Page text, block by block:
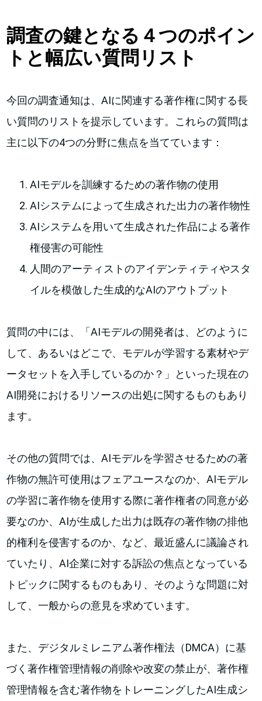
調査の鍵となる４つのポイン
トと幅広い質問リスト
今回の調査通知は、AIに関連する著作権に関する長
い質問のリストを提示しています。これらの質問は
主に以下の4つの分野に焦点を当てています：
AIモデルを訓練するための著作物の使用
AIシステムによって生成された出力の著作物性
AIシステムを用いて生成された作品による著作
権侵害の可能性
人間のアーティストのアイデンティティやスタ
イルを模倣した生成的なAIのアウトプット
質問の中には、「AIモデルの開発者は、どのように
して、あるいはどこで、モデルが学習する素材やデ
ータセットを入手しているのか？」といった現在の
AI開発におけるリソースの出処に関するものもあり
ます。
その他の質問では、AIモデルを学習させるための著
作物の無許可使用はフェアユースなのか、AIモデル
の学習に著作物を使用する際に著作権者の同意が必
要なのか、AIが生成した出力は既存の著作物の排他
的権利を侵害するのか、など、最近盛んに議論され
ていたり、AI企業に対する訴訟の焦点となっている
トピックに関するものもあり、そのような問題に対
して、一般からの意見を求めています。
また、デジタルミレニアム著作権法（DMCA）に基
づく著作権管理情報の削除や改変の禁止が、著作権
管理情報を含む著作物をトレーニングしたAI生成シ